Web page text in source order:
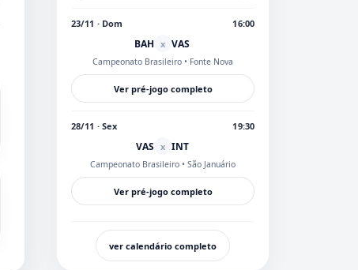
23/11 · Dom 16:00
BAH x VAS
Campeonato Brasileiro • Fonte Nova
Ver pré-jogo completo
28/11 · Sex 19:30
VAS x INT
Campeonato Brasileiro • São Januário
Ver pré-jogo completo
ver calendário completo